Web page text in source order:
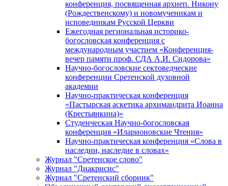
конференция, посвященная архиеп. Никону
(Рождественскому) и новомученикам и
исповедникам Русской Церкви
Ежегодная региональная историко-
богословская конференция с
международным участием «Конференция-
вечер памяти проф. СДА А.И. Сидорова»
Научно-богословские сектоведческие
конференции Сретенской духовной
академии
Научно-практическая конференция
«Пастырская аскетика архимандрита Иоанна
(Крестьянкина)»
Студенческая Научно-богословская
конференция «Иларионовские Чтения»
Научно-практическая конференция «Cлова в
наследии, наследие в словах»
Журнал "Сретенское слово"
Журнал "Диакрисис"
Журнал "Сретенский сборник"